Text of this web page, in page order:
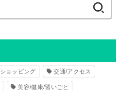
索
ショッピング 交通/アクセス
美容/健康/習いごと